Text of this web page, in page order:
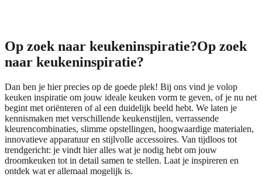
Op zoek naar keukeninspiratie?Op zoek
naar keukeninspiratie?
Dan ben je hier precies op de goede plek! Bij ons vind je volop
keuken inspiratie om jouw ideale keuken vorm te geven, of je nu net
begint met oriënteren of al een duidelijk beeld hebt. We laten je
kennismaken met verschillende keukenstijlen, verrassende
kleurencombinaties, slimme opstellingen, hoogwaardige materialen,
innovatieve apparatuur en stijlvolle accessoires. Van tijdloos tot
trendgericht: je vindt hier alles wat je nodig hebt om jouw
droomkeuken tot in detail samen te stellen. Laat je inspireren en
ontdek wat er allemaal mogelijk is.